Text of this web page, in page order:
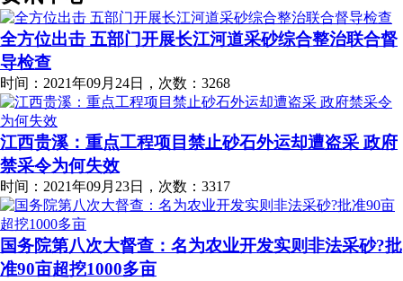
全方位出击 五部门开展长江河道采砂综合整治联合督
导检查
时间：2021年09月24日，次数：3268
江西贵溪：重点工程项目禁止砂石外运却遭盗采 政府
禁采令为何失效
时间：2021年09月23日，次数：3317
国务院第八次大督查：名为农业开发实则非法采砂?批
准90亩超挖1000多亩